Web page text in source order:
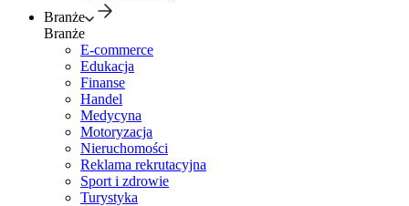
Branże
Branże
E-commerce
Edukacja
Finanse
Handel
Medycyna
Motoryzacja
Nieruchomości
Reklama rekrutacyjna
Sport i zdrowie
Turystyka